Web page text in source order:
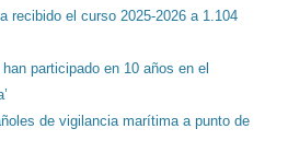
recibido el curso 2025-2026 a 1.104
participado en 10 años en el
de vigilancia marítima a punto de